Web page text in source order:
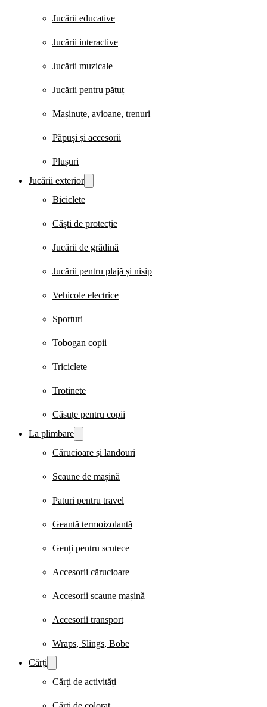
Jucării educative
Jucării interactive
Jucării muzicale
Jucării pentru pătuț
Mașinuțe, avioane, trenuri
Păpuși și accesorii
Plușuri
Jucării exterior
Biciclete
Căști de protecție
Jucării de grădină
Jucării pentru plajă și nisip
Vehicole electrice
Sporturi
Tobogan copii
Triciclete
Trotinete
Căsuțe pentru copii
La plimbare
Cărucioare și landouri
Scaune de mașină
Paturi pentru travel
Geantă termoizolantă
Genți pentru scutece
Accesorii cărucioare
Accesorii scaune mașină
Accesorii transport
Wraps, Slings, Bobe
Cărți
Cărți de activități